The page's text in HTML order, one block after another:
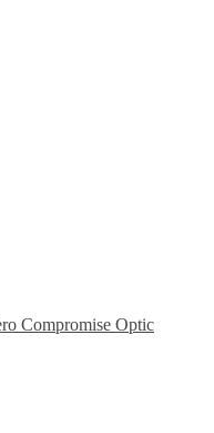
Compromise Optic